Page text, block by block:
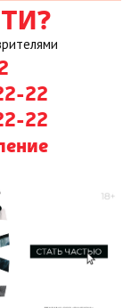
22
22